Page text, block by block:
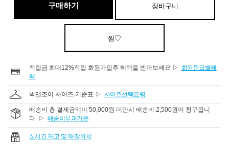
구매하기 장바구니
찜♡
적립금 최대12%적립 회원가입후 혜택을 받아보세요 ▷
회원등급별혜
택
빅앤조이 사이즈 기준표 ▷ 사이즈선택요령
배송비 총 결제금액이 50,000원 미만시 배송비 2,500원이 청구됩니
다. ▷ 배송비부과기준
실시간 재고 및 매장위치